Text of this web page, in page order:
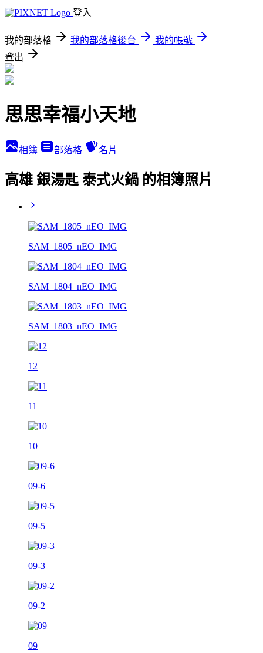
登入
我的部落格 我的部落格後台
我的帳號
登出
思思幸福小天地
相簿 部落格 名片
高雄 銀湯匙 泰式火鍋 的相簿照片
SAM_1805_nEO_IMG
SAM_1804_nEO_IMG
SAM_1803_nEO_IMG
12
11
10
09-6
09-5
09-3
09-2
09